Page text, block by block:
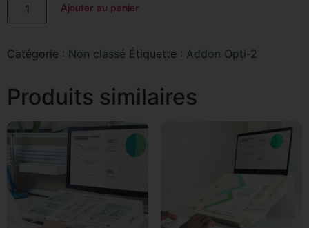
Ajouter au panier
Catégorie : Non classé Étiquette : Addon Opti-2
Produits similaires